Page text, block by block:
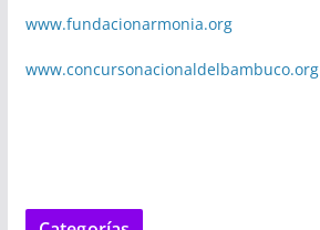
www.fundacionarmonia.org
www.concursonacionaldelbambuco.org